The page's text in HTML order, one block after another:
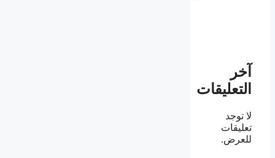
آخر
التعليقات
لا توجد
تعليقات
للعرض.